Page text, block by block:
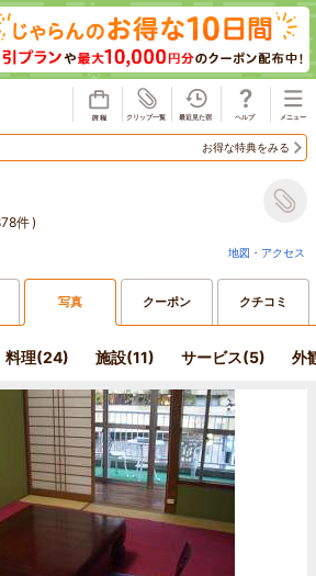
お得な特典をみる
件)
地図・アクセス
写真 クーポン クチコミ
料理(24) 施設(11) サービス(5) 外